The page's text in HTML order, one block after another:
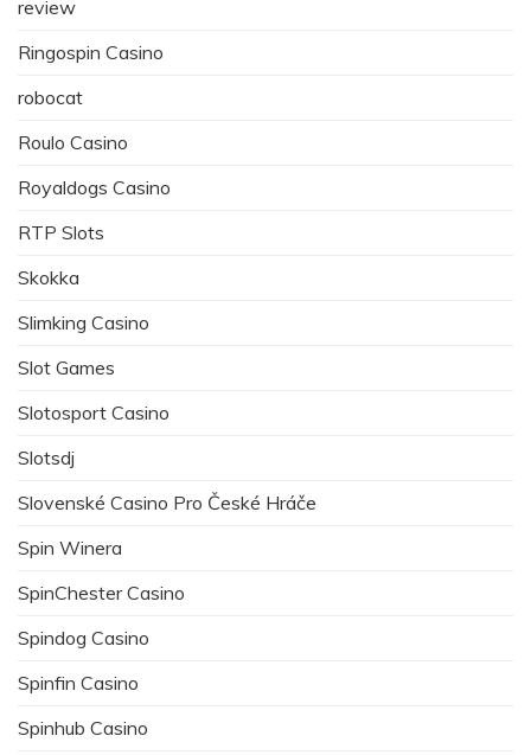
review
Ringospin Casino
robocat
Roulo Casino
Royaldogs Casino
RTP Slots
Skokka
Slimking Casino
Slot Games
Slotosport Casino
Slotsdj
Slovenské Casino Pro České Hráče
Spin Winera
SpinChester Casino
Spindog Casino
Spinfin Casino
Spinhub Casino